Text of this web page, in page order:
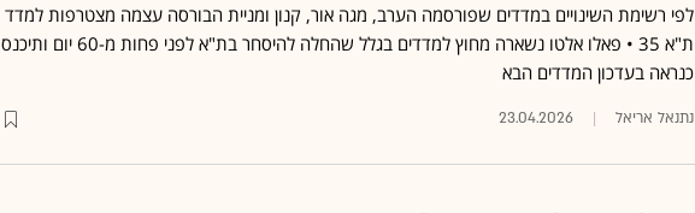
לפי רשימת השינויים במדדים שפורסמה הערב, מגה אור, קנון ומניית הבורסה עצמה מצטרפות למדד
ת"א 35 • פאלו אלטו נשארה מחוץ למדדים בגלל שהחלה להיסחר בת"א לפני פחות מ-60 יום ותיכנס
כנראה בעדכון המדדים הבא
נתנאל אריאל 23.04.2026